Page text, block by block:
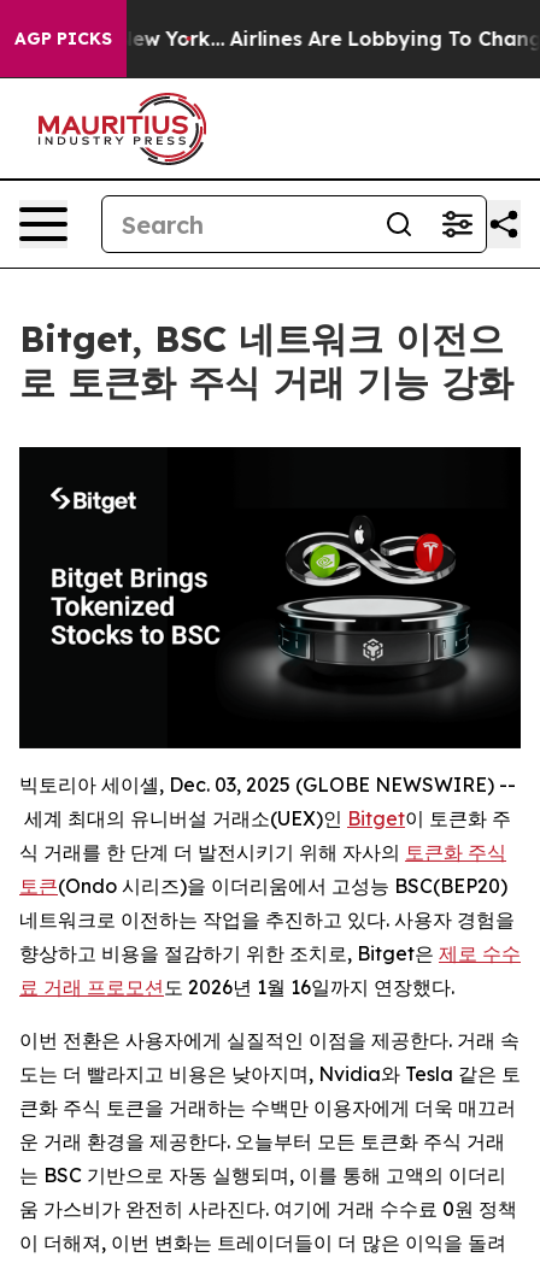
AGP PICKSNew York... Airlines Are Lobbying To Change
Bitget, BSC 네트워크 이전으
로 토큰화 주식 거래 기능 강화
빅토리아 세이셸, Dec. 03, 2025 (GLOBE NEWSWIRE) --
세계 최대의 유니버설 거래소(UEX)인 Bitget이 토큰화 주
식 거래를 한 단계 더 발전시키기 위해 자사의 토큰화 주식
토큰(Ondo 시리즈)을 이더리움에서 고성능 BSC(BEP20)
네트워크로 이전하는 작업을 추진하고 있다. 사용자 경험을
향상하고 비용을 절감하기 위한 조치로, Bitget은 제로 수수
료 거래 프로모션도 2026년 1월 16일까지 연장했다.
이번 전환은 사용자에게 실질적인 이점을 제공한다. 거래 속
도는 더 빨라지고 비용은 낮아지며, Nvidia와 Tesla 같은 토
큰화 주식 토큰을 거래하는 수백만 이용자에게 더욱 매끄러
운 거래 환경을 제공한다. 오늘부터 모든 토큰화 주식 거래
는 BSC 기반으로 자동 실행되며, 이를 통해 고액의 이더리
움 가스비가 완전히 사라진다. 여기에 거래 수수료 0원 정책
이 더해져, 이번 변화는 트레이더들이 더 많은 이익을 돌려